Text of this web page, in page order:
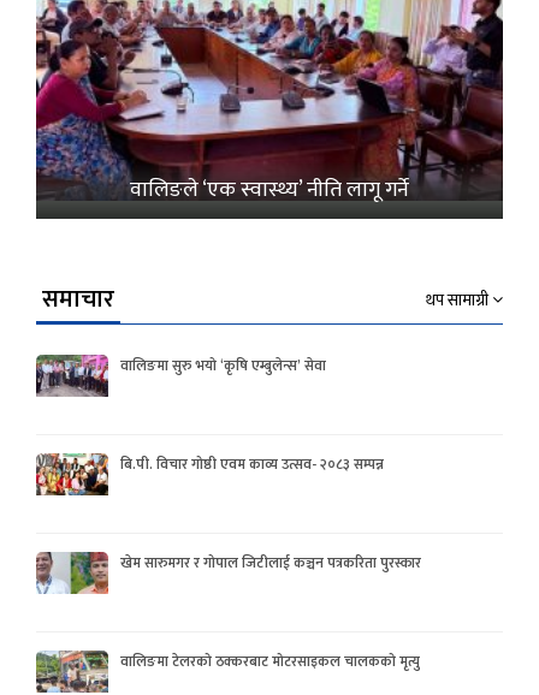
वालिङले ‘एक स्वास्थ्य’ नीति लागू गर्ने
समाचार थप सामाग्री
वालिङमा सुरु भयो ‘कृषि एम्बुलेन्स’ सेवा
बि.पी. विचार गोष्ठी एवम काव्य उत्सव- २०८३ सम्पन्न
खेम सारुमगर र गोपाल जिटीलाई कञ्चन पत्रकरिता पुरस्कार
वालिङमा टेलरको ठक्करबाट मोटरसाइकल चालकको मृत्यु